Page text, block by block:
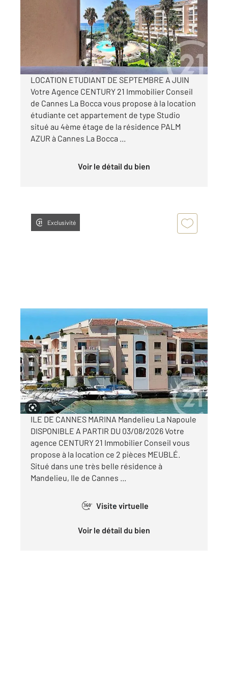
Appartement Studio à louer
850 €
par mois charges comprises
LOCATION ETUDIANT DE SEPTEMBRE A JUIN
Votre Agence CENTURY 21 Immobilier Conseil
de Cannes La Bocca vous propose à la location
étudiante cet appartement de type Studio
situé au 4ème étage de la résidence PALM
AZUR à Cannes La Bocca ...
Voir le détail du bien
Exclusivité
MANDELIEU LA NAPOULE 06
34,04 m2, 2 pièces
Ref : 54315
Appartement T2 à louer
1 109 €
par mois charges comprises
ILE DE CANNES MARINA Mandelieu La Napoule
DISPONIBLE A PARTIR DU 03/08/2026 Votre
agence CENTURY 21 Immobilier Conseil vous
propose à la location ce 2 pièces MEUBLÉ.
Situé dans une très belle résidence à
Mandelieu, Ile de Cannes ...
360° Visite virtuelle
Voir le détail du bien